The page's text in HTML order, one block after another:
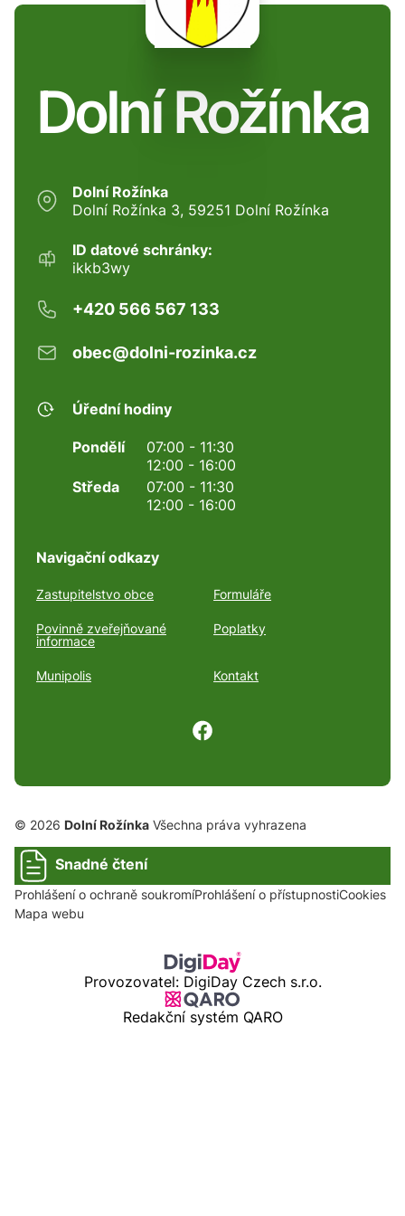
Dolní Rožínka
Dolní Rožínka
Dolní Rožínka 3, 59251 Dolní Rožínka
ID datové schránky:
ikkb3wy
+420 566 567 133
obec@dolni-rozinka.cz
Úřední hodiny
Pondělí
07:00 - 11:30
12:00 - 16:00
Středa
07:00 - 11:30
12:00 - 16:00
Navigační odkazy
Zastupitelstvo obce Formuláře
Povinně zveřejňované
informace
Poplatky
Munipolis Kontakt
© 2026 Dolní Rožínka Všechna práva vyhrazena
Snadné čtení
Prohlášení o ochraně soukromíProhlášení o přístupnostiCookies
Mapa webu
Provozovatel: DigiDay Czech s.r.o.
Redakční systém QARO